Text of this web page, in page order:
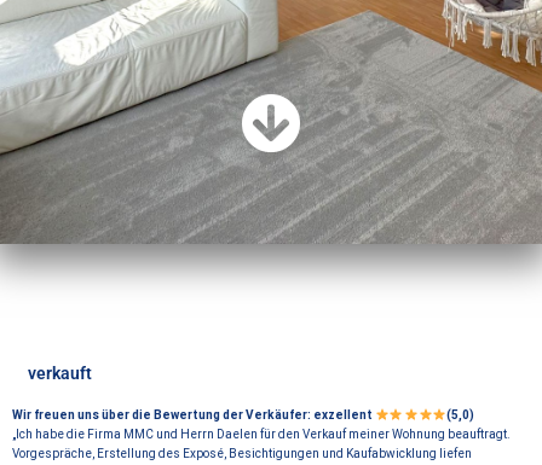
verkauft
Wir freuen uns über die Bewertung der Verkäufer: exzellent
(5,0)
„Ich habe die Firma MMC und Herrn Daelen für den Verkauf meiner Wohnung beauftragt.
Vorgespräche, Erstellung des Exposé, Besichtigungen und Kaufabwicklung liefen